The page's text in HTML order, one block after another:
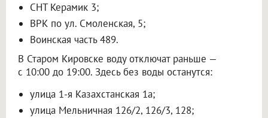
СНТ Керамик 3;
ВРК по ул. Смоленская, 5;
Воинская часть 489.
В Старом Кировске воду отключат раньше —
с 10:00 до 19:00. Здесь без воды останутся:
улица 1-я Казахстанская 1а;
улица Мельничная 126/2, 126/3, 128;